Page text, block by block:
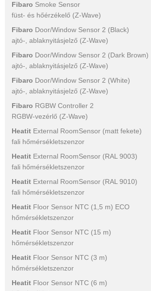
Fibaro Smoke Sensor
füst- és hőérzékelő (Z-Wave)
Fibaro Door/Window Sensor 2 (Black)
ajtó-, ablaknyitásjelző (Z-Wave)
Fibaro Door/Window Sensor 2 (Dark Brown)
ajtó-, ablaknyitásjelző (Z-Wave)
Fibaro Door/Window Sensor 2 (White)
ajtó-, ablaknyitásjelző (Z-Wave)
Fibaro RGBW Controller 2
RGBW-vezérlő (Z-Wave)
Heatit External RoomSensor (matt fekete)
fali hőmérsékletszenzor
Heatit External RoomSensor (RAL 9003)
fali hőmérsékletszenzor
Heatit External RoomSensor (RAL 9010)
fali hőmérsékletszenzor
Heatit Floor Sensor NTC (1,5 m) ECO
hőmérsékletszenzor
Heatit Floor Sensor NTC (15 m)
hőmérsékletszenzor
Heatit Floor Sensor NTC (3 m)
hőmérsékletszenzor
Heatit Floor Sensor NTC (6 m)